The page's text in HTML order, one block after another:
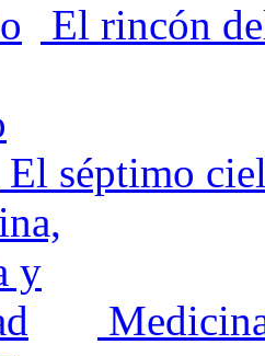
El rincón
El séptimo